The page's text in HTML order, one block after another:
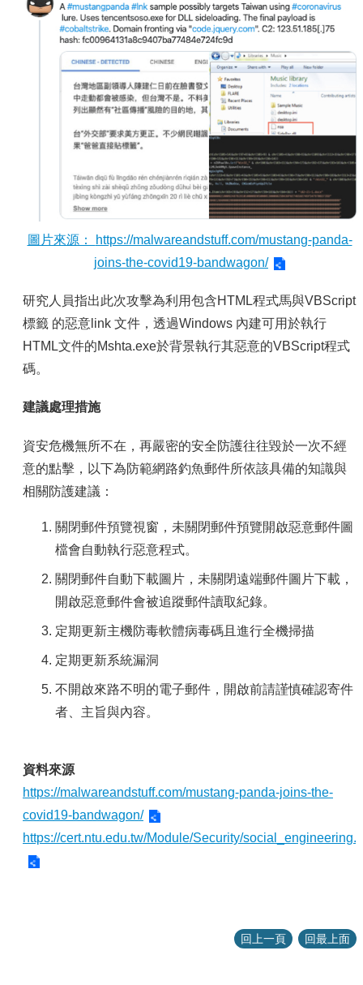
資
圖片來源：
https://malwareandstuff.com/mustang-panda-
joins-the-covid19-bandwagon/
研究人員指出此次攻擊為利用包含HTML程式馬與VBScript
標籤 的惡意link 文件，透過Windows 內建可用於執行
HTML文件的Mshta.exe於背景執行其惡意的VBScript程式
碼。
建議處理措施
資安危機無所不在，再嚴密的安全防護往往毀於一次不經
意的點擊，以下為防範網路釣魚郵件所依該具備的知識與
相關防護建議：
關閉郵件預覽視窗，未關閉郵件預覽開啟惡意郵件圖
檔會自動執行惡意程式。
關閉郵件自動下載圖片，未關閉遠端郵件圖片下載，
開啟惡意郵件會被追蹤郵件讀取紀錄。
定期更新主機防毒軟體病毒碼且進行全機掃描
定期更新系統漏洞
不開啟來路不明的電子郵件，開啟前請謹慎確認寄件
者、主旨與內容。
資料來源
https://malwareandstuff.com/mustang-panda-joins-the-
covid19-bandwagon/
https://cert.ntu.edu.tw/Module/Security/
回上一頁 回最上面